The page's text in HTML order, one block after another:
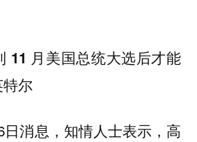
11 月美国总统大选后才能
尔
日消息，知情人士表示，高